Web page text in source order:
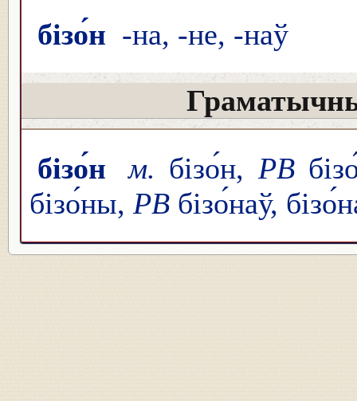
бізо́н -на, -не, -наў
бізо́н м. бізо́н, РВ
бізо́ны, РВ бізо́наў,